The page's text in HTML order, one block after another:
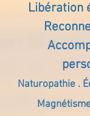
Libération
Naturopathie .